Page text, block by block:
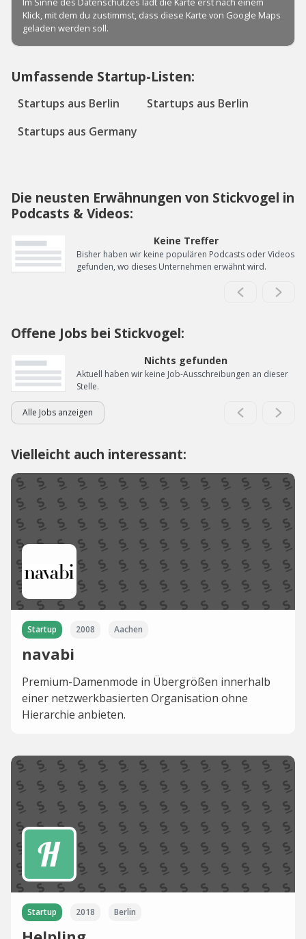
Umfassende Startup-Listen:
Startups aus Berlin
Startups aus Berlin
Startups aus Germany
Die neusten Erwähnungen von Stickvogel in
Podcasts & Videos:
Keine Treffer
Bisher haben wir keine populären Podcasts oder Videos
gefunden, wo dieses Unternehmen erwähnt wird.
Offene Jobs bei Stickvogel:
Nichts gefunden
Aktuell haben wir keine Job-Ausschreibungen an dieser
Stelle.
Alle Jobs anzeigen
Vielleicht auch interessant:
Startup 2008 Aachen
navabi
Premium-Damenmode in Übergrößen innerhalb
einer netzwerkbasierten Organisation ohne
Hierarchie anbieten.
Startup 2018 Berlin